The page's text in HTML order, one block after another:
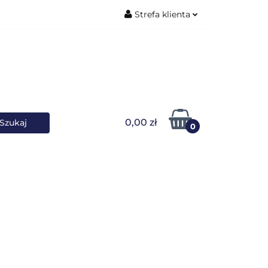
Strefa klienta
0,00 zł 0